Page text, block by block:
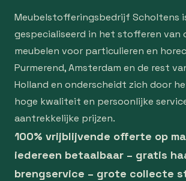
Meubelstofferingsbedrijf Scholtens
gespecialiseerd in het stofferen van
meubelen voor particulieren en
Purmerend, Amsterdam en de rest
Holland en onderscheidt zich door
hoge kwaliteit en persoonlijke
aantrekkelijke prijzen.
100% vrijblijvende offerte op
iedereen betaalbaar – gratis
brengservice – grote collecte